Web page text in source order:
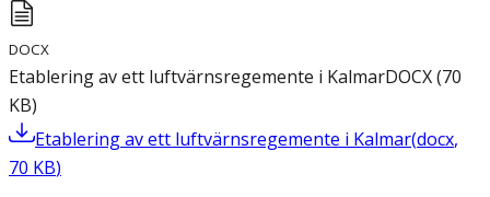
DOCX
Etablering av ett luftvärnsregemente i KalmarDOCX(70
KB)
Etablering av ett luftvärnsregemente i Kalmar(docx,
70 KB)